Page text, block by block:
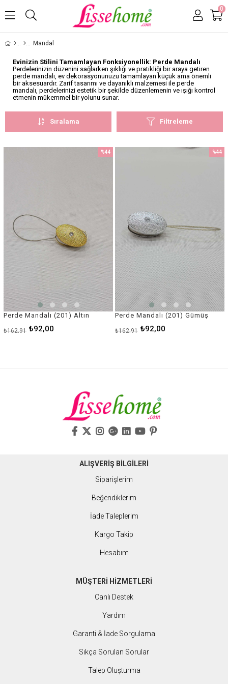
0
Mandal
Evinizin Stilini Tamamlayan Fonksiyonellik: Perde Mandalı
Perdelerinizin düzenini sağlarken şıklığı ve pratikliği bir araya getiren
perde mandalı, ev dekorasyonunuzu tamamlayan küçük ama önemli
bir aksesuardır. Zarif tasarımı ve dayanıklı malzemesi ile perde
mandalı, perdelerinizi estetik bir şekilde düzenlemenin ve ışığı kontrol
etmenin mükemmel bir yolunu sunar.
Filtreleme
Sıralama
Perde Mandalı (201) Altın
₺92,00
₺162,91
%44
Perde Mandalı (201) Gümüş
₺92,00
₺162,91
%44
ALIŞVERİŞ BİLGİLERİ
Siparişlerim
Beğendiklerim
İade Taleplerim
Kargo Takip
Hesabım
MÜŞTERİ HİZMETLERİ
Canlı Destek
Yardım
Garanti & İade Sorgulama
Sıkça Sorulan Sorular
Talep Oluşturma